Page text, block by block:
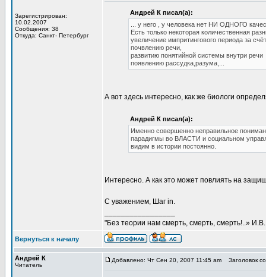
Зарегистрирован:
10.02.2007
Сообщения: 38
Откуда: Санкт- Петербург
Андрей К писал(а):
... у него , у человека нет НИ ОДНОГО
Есть только некоторая количественная
увеличение импритингового периода за
почвлению речи,
развитию понятийной системы внутри речи
появлению рассудка,разума,...
А вот здесь интересно, как же биологи
Андрей К писал(а):
Именно совершенно неправильное
парадигмы во ВЛАСТИ и социальном
видим в истории постоянно.
Интересно. А как это может повлиять на
С уважением, Шаг in.
"Без теории нам смерть, смерть, смерть!..»
Вернуться к началу
Андрей К
Читатель
Добавлено: Чт Сен 20, 2007 11:45 am Заголовок